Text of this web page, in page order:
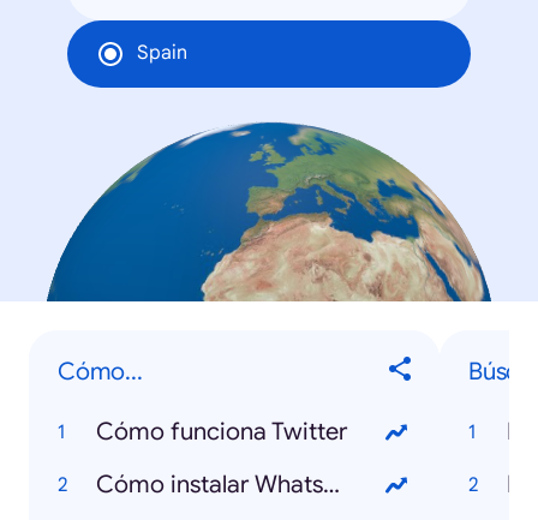
Spain
Cómo...
Cómo funciona Twitter
Cómo instalar WhatsApp